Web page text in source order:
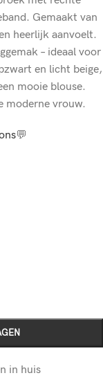
Gemaakt van
heerlijk aanvoelt.
– ideaal voor
en licht beige,
mooie blouse.
moderne vrouw.
💬
in huis